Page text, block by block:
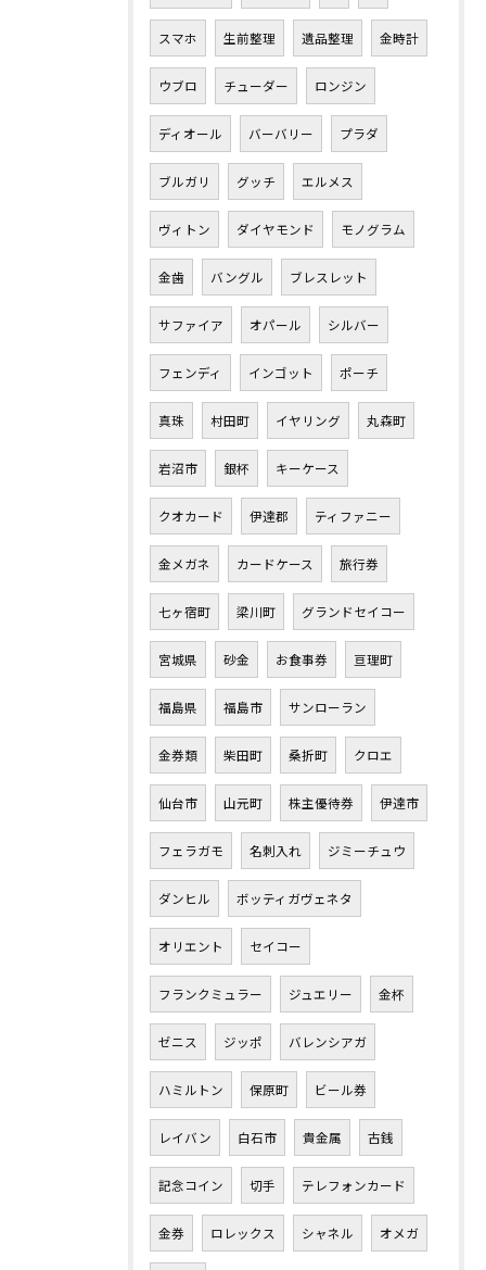
スマホ 生前整理 遺品整理 金時計
ウブロ チューダー ロンジン
ディオール バーバリー プラダ
ブルガリ グッチ エルメス
ヴィトン ダイヤモンド モノグラム
金歯 バングル ブレスレット
サファイア オパール シルバー
フェンディ インゴット ポーチ
真珠 村田町 イヤリング 丸森町
岩沼市 銀杯 キーケース
クオカード 伊達郡 ティファニー
金メガネ カードケース 旅行券
七ヶ宿町 梁川町 グランドセイコー
宮城県 砂金 お食事券 亘理町
福島県 福島市 サンローラン
金券類 柴田町 桑折町 クロエ
仙台市 山元町 株主優待券 伊達市
フェラガモ 名刺入れ ジミーチュウ
ダンヒル ボッティガヴェネタ
オリエント セイコー
フランクミュラー ジュエリー 金杯
ゼニス ジッポ バレンシアガ
ハミルトン 保原町 ビール券
レイバン 白石市 貴金属 古銭
記念コイン 切手 テレフォンカード
金券 ロレックス シャネル オメガ